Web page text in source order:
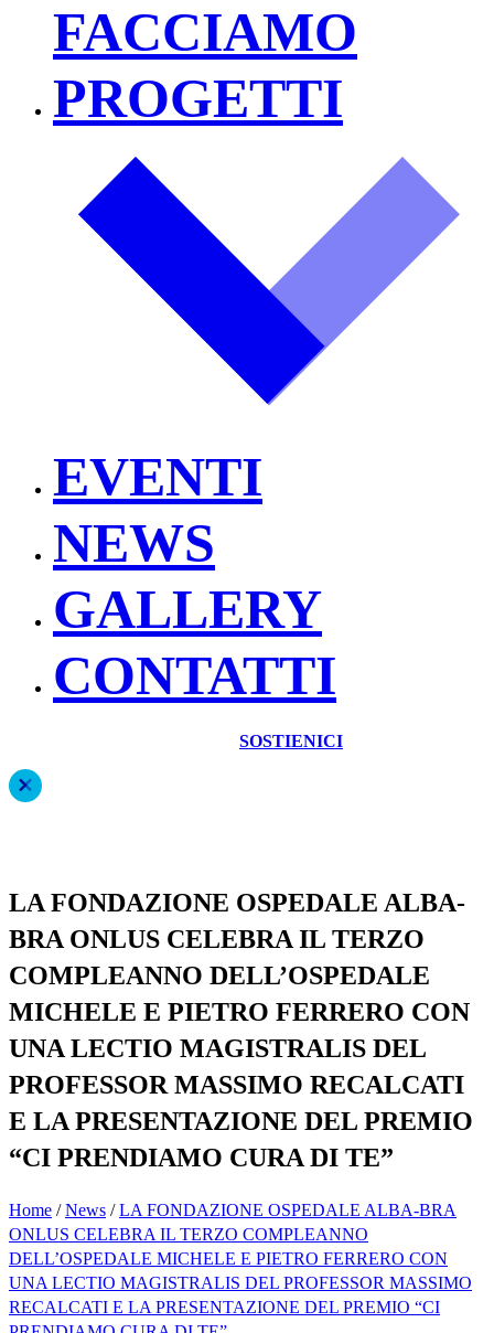
FACCIAMO
PROGETTI
EVENTI
NEWS
GALLERY
CONTATTI
SOSTIENICI
LA FONDAZIONE OSPEDALE ALBA-
BRA ONLUS CELEBRA IL TERZO
COMPLEANNO DELL’OSPEDALE
MICHELE E PIETRO FERRERO CON
UNA LECTIO MAGISTRALIS DEL
PROFESSOR MASSIMO RECALCATI
E LA PRESENTAZIONE DEL PREMIO
“CI PRENDIAMO CURA DI TE”
Home /News /LA FONDAZIONE OSPEDALE ALBA-BRA
ONLUS CELEBRA IL TERZO COMPLEANNO
DELL’OSPEDALE MICHELE E PIETRO FERRERO CON
UNA LECTIO MAGISTRALIS DEL PROFESSOR MASSIMO
RECALCATI E LA PRESENTAZIONE DEL PREMIO “CI